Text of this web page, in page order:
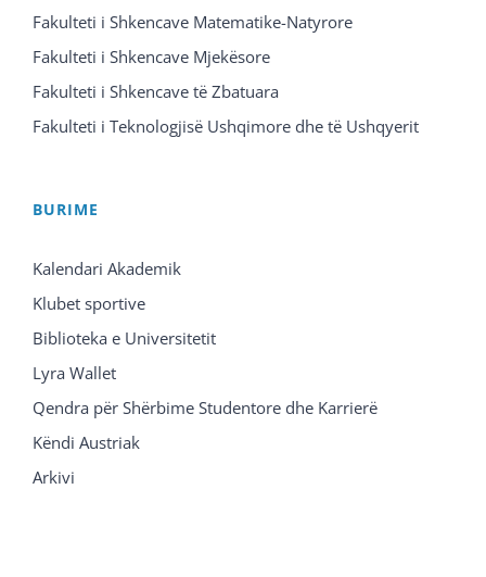
Fakulteti i Shkencave Matematike-Natyrore
Fakulteti i Shkencave Mjekësore
Fakulteti i Shkencave të Zbatuara
Fakulteti i Teknologjisë Ushqimore dhe të Ushqyerit
BURIME
Kalendari Akademik
Klubet sportive
Biblioteka e Universitetit
Lyra Wallet
Qendra për Shërbime Studentore dhe Karrierë
Këndi Austriak
Arkivi